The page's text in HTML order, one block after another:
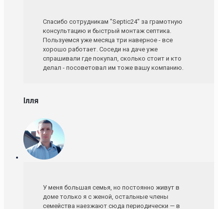
Спасибо сотрудникам "Septic24" за грамотную
консультацию и быстрый монтаж септика.
Пользуемся уже месяца три наверное - все
хорошо работает. Соседи на даче уже
спрашивали где покупал, сколько стоит и кто
делал - посоветовал им тоже вашу компанию.
Ілля
У меня большая семья, но постоянно живут в
доме только я с женой, остальные члены
семейства наезжают сюда периодически — в